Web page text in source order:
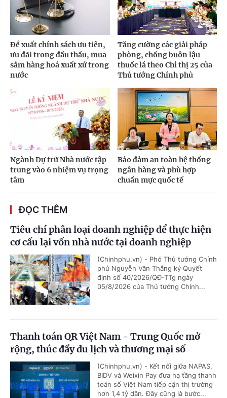
Đề xuất chính sách ưu tiên,
ưu đãi trong đấu thầu, mua
sắm hàng hoá xuất xứ trong
nước
Tăng cường các giải pháp
phòng, chống buôn lậu
thuốc lá theo Chỉ thị 25 của
Thủ tướng Chính phủ
Ngành Dự trữ Nhà nước tập
trung vào 6 nhiệm vụ trọng
tâm
Bảo đảm an toàn hệ thống
ngân hàng và phù hợp
chuẩn mực quốc tế
ĐỌC THÊM
Tiêu chí phân loại doanh nghiệp để thực hiện
cơ cấu lại vốn nhà nước tại doanh nghiệp
(Chinhphu.vn) - Phó Thủ tướng Chính
phủ Nguyễn Văn Thắng ký Quyết
định số 40/2026/QĐ-TTg ngày
05/8/2026 của Thủ tướng Chính...
Thanh toán QR Việt Nam - Trung Quốc mở
rộng, thúc đẩy du lịch và thương mại số
(Chinhphu.vn) - Kết nối giữa NAPAS,
BIDV và Weixin Pay đưa hạ tầng thanh
toán số Việt Nam tiếp cận thị trường
hơn 1,4 tỷ dân. Đây cũng là bước...